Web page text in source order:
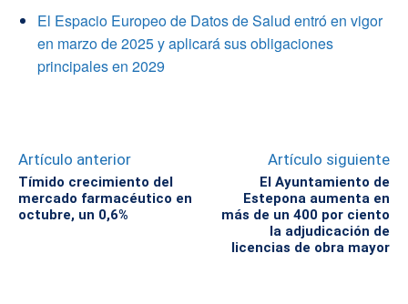
El Espacio Europeo de Datos de Salud entró en vigor
en marzo de 2025 y aplicará sus obligaciones
principales en 2029
Artículo anterior
Tímido crecimiento del
mercado farmacéutico en
octubre, un 0,6%
Artículo siguiente
El Ayuntamiento de
Estepona aumenta en
más de un 400 por ciento
la adjudicación de
licencias de obra mayor